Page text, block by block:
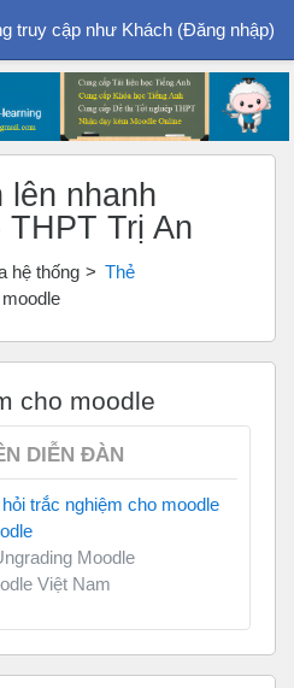
truy cập như Khách (Đăng nhập)
lên nhanh
Trị An
hệ thống
Thẻ
cho moodle
DIỄN ĐÀN
trắc nghiệm cho moodle
Moodle
Việt Nam